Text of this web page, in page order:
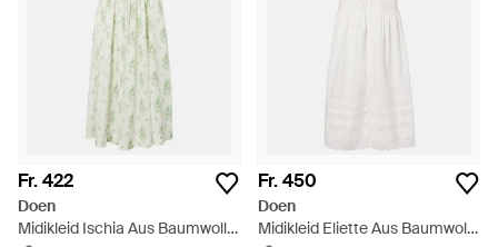
Fr. 422
Doen
Midikleid Ischia Aus Baumwolle
Fr. 450
Doen
Midikleid Eliette Aus Baumwolle